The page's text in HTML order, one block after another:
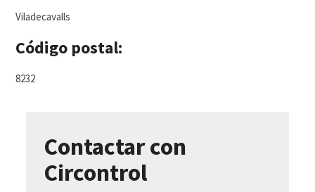
Viladecavalls
Código postal:
8232
Contactar con
Circontrol